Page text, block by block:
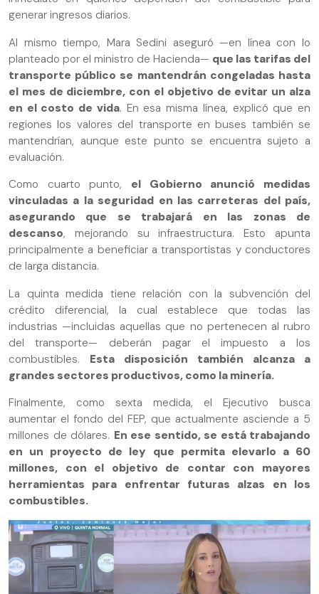
generar ingresos diarios.
Al mismo tiempo, Mara Sedini aseguró —en línea con lo
planteado por el ministro de Hacienda— que las tarifas del
transporte público se mantendrán congeladas hasta
el mes de diciembre, con el objetivo de evitar un alza
en el costo de vida. En esa misma línea, explicó que en
regiones los valores del transporte en buses también se
mantendrían, aunque este punto se encuentra sujeto a
evaluación.
Como cuarto punto, el Gobierno anunció medidas
vinculadas a la seguridad en las carreteras del país,
asegurando que se trabajará en las zonas de
descanso, mejorando su infraestructura. Esto apunta
principalmente a beneficiar a transportistas y conductores
de larga distancia.
La quinta medida tiene relación con la subvención del
crédito diferencial, la cual establece que todas las
industrias —incluidas aquellas que no pertenecen al rubro
del transporte— deberán pagar el impuesto a los
combustibles. Esta disposición también alcanza a
grandes sectores productivos, como la minería.
Finalmente, como sexta medida, el Ejecutivo busca
aumentar el fondo del FEP, que actualmente asciende a 5
millones de dólares. En ese sentido, se está trabajando
en un proyecto de ley que permita elevarlo a 60
millones, con el objetivo de contar con mayores
herramientas para enfrentar futuras alzas en los
combustibles.